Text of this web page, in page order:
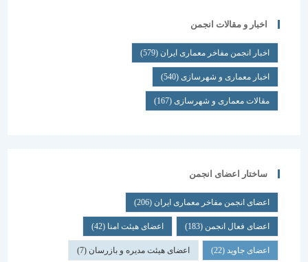
اخبار و مقالات انجمن
اخبار انجمن مفاخر معماری ایران (579)
اخبار معماری و شهرسازی(540)
مقالات معماری و شهرسازی(167)
ساختار اعضای انجمن
اعضای انجمن مفاخر معماری ایران (206)
اعضای فعال انجمن(183) اعضای هیئت امنا(42)
اعضای جاوید(22) اعضای هیئت مدیره و بازرسان(7)